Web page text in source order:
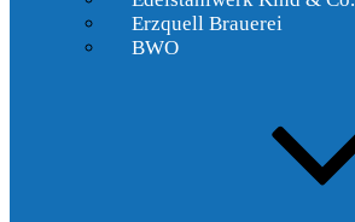
Erzquell Brauerei
BWO